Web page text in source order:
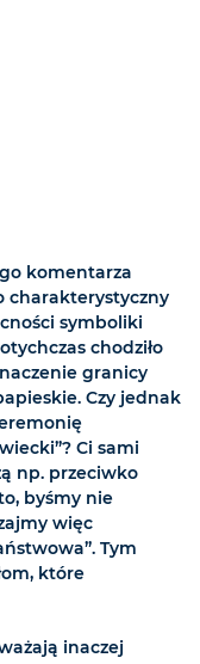
komentarza
charakterystyczny
symboliki
chodziło
granicy
Czy jednak
Ci sami
np. przeciwko
byśmy nie
więc
Tym
które
inaczej